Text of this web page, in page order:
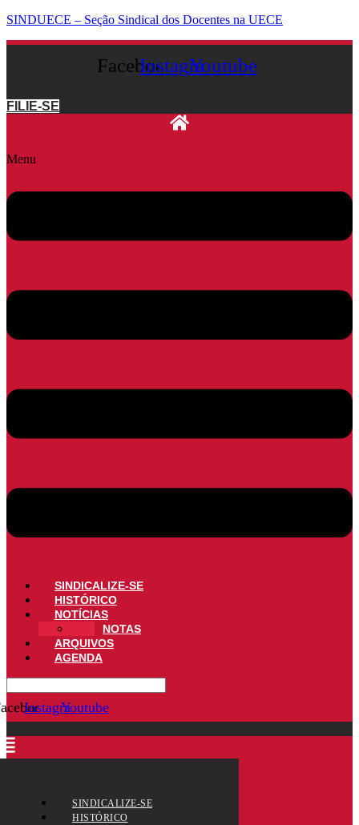
SINDUECE – Seção Sindical dos Docentes na UECE
FacebookInstagramYoutube
FILIE-SE
Menu
SINDICALIZE-SE
HISTÓRICO
NOTÍCIAS
NOTAS
ARQUIVOS
AGENDA
InstagramYoutube
SINDICALIZE-SE
HISTÓRICO